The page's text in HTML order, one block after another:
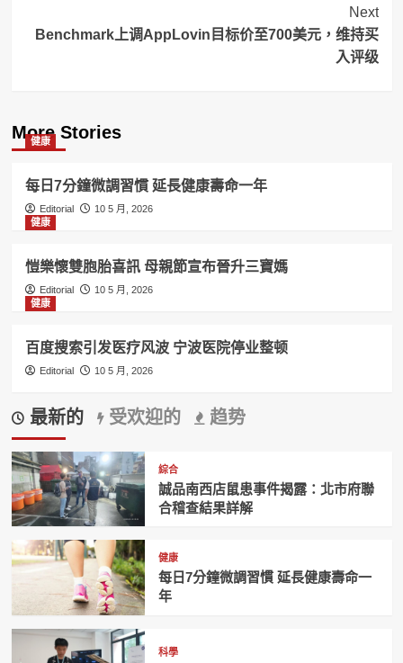
Next
Benchmark上调AppLovin目标价至700美元，维持买
入评级
More Stories
健康
每日7分鐘微調習慣 延長健康壽命一年
Editorial
10 5 月, 2026
健康
愷樂懷雙胞胎喜訊 母親節宣布晉升三寶媽
Editorial
10 5 月, 2026
健康
百度搜索引发医疗风波 宁波医院停业整顿
Editorial 10 5 月, 2026
最新的 受欢迎的 趋势
綜合
誠品南西店鼠患事件揭露：北市府聯
合稽查結果詳解
健康
每日7分鐘微調習慣 延長健康壽命一
年
科學